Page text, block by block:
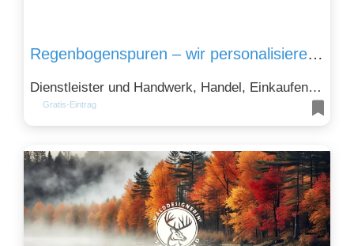
Regenbogenspuren – wir personalisieren dein Andenken für dein verstorbenes Haustier
Dienstleister und Handwerk, Handel, Einkaufen und Sparen, Kunst, Kultur und Design und Natur, Tiere und Umwelt
Gratis-Eintrag